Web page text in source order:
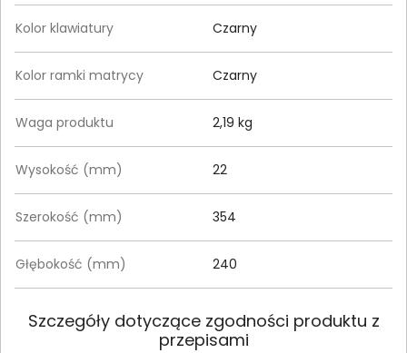
Kolor klawiatury Czarny
Kolor ramki matrycy Czarny
Waga produktu 2,19 kg
Wysokość (mm) 22
Szerokość (mm) 354
Głębokość (mm) 240
Szczegóły dotyczące zgodności produktu z
przepisami